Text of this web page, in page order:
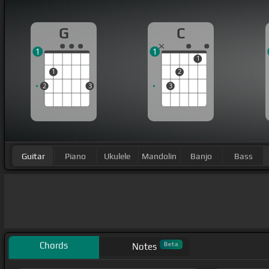
G
2
1
3
1
C
3
2
1
1
Guitar Piano Ukulele Mandolin Banjo Bass
Chords Notes Beta